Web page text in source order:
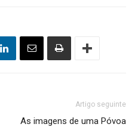
Artigo seguinte
As imagens de uma Póvoa